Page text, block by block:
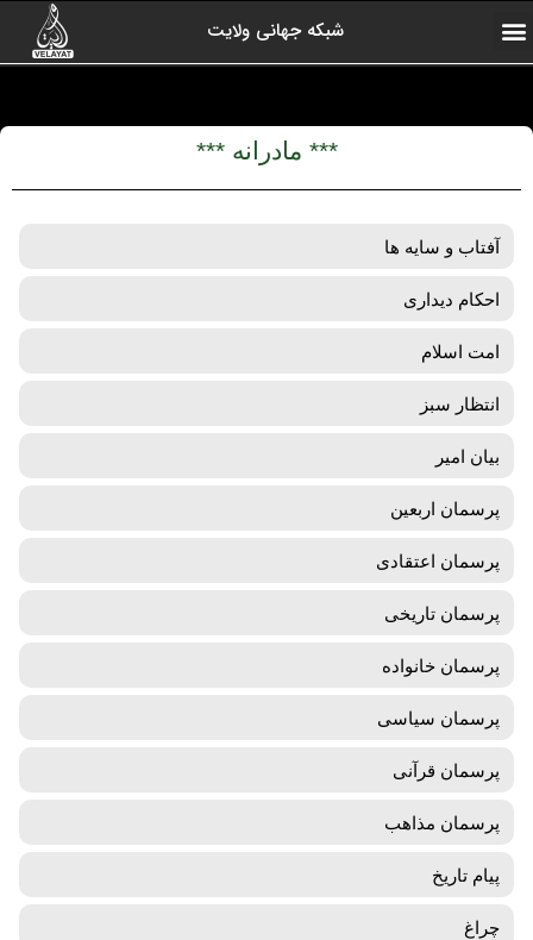
شبکه جهانی ولایت
*** مادرانه ***
آفتاب و سایه ها
احکام دیداری
امت اسلام
انتظار سبز
بیان امیر
پرسمان اربعین
پرسمان اعتقادی
پرسمان تاریخی
پرسمان خانواده
پرسمان سیاسی
پرسمان قرآنی
پرسمان مذاهب
پیام تاریخ
چراغ